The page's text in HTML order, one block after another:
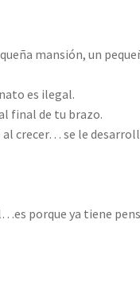
mansión, un
es ilegal.
final de tu brazo.
crecer… se le
porque ya tiene